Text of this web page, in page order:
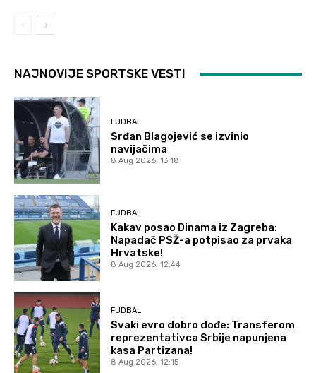
NAJNOVIJE SPORTSKE VESTI
FUDBAL
Srđan Blagojević se izvinio
navijačima
8 Aug 2026. 13:18
FUDBAL
Kakav posao Dinama iz Zagreba:
Napadač PSŽ-a potpisao za prvaka
Hrvatske!
8 Aug 2026. 12:44
FUDBAL
Svaki evro dobro dođe: Transferom
reprezentativca Srbije napunjena
kasa Partizana!
8 Aug 2026. 12:15